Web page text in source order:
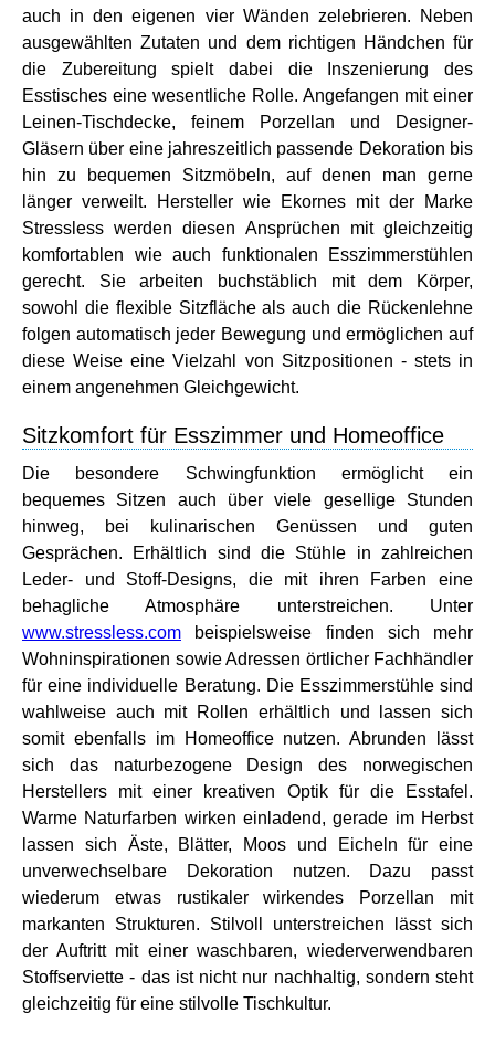
auch in den eigenen vier Wänden zelebrieren. Neben
ausgewählten Zutaten und dem richtigen Händchen für
die Zubereitung spielt dabei die Inszenierung des
Esstisches eine wesentliche Rolle. Angefangen mit einer
Leinen-Tischdecke, feinem Porzellan und Designer-
Gläsern über eine jahreszeitlich passende Dekoration bis
hin zu bequemen Sitzmöbeln, auf denen man gerne
länger verweilt. Hersteller wie Ekornes mit der Marke
Stressless werden diesen Ansprüchen mit gleichzeitig
komfortablen wie auch funktionalen Esszimmerstühlen
gerecht. Sie arbeiten buchstäblich mit dem Körper,
sowohl die flexible Sitzfläche als auch die Rückenlehne
folgen automatisch jeder Bewegung und ermöglichen auf
diese Weise eine Vielzahl von Sitzpositionen - stets in
einem angenehmen Gleichgewicht.
Sitzkomfort für Esszimmer und Homeoffice
Die besondere Schwingfunktion ermöglicht ein
bequemes Sitzen auch über viele gesellige Stunden
hinweg, bei kulinarischen Genüssen und guten
Gesprächen. Erhältlich sind die Stühle in zahlreichen
Leder- und Stoff-Designs, die mit ihren Farben eine
behagliche Atmosphäre unterstreichen. Unter
www.stressless.com beispielsweise finden sich mehr
Wohninspirationen sowie Adressen örtlicher Fachhändler
für eine individuelle Beratung. Die Esszimmerstühle sind
wahlweise auch mit Rollen erhältlich und lassen sich
somit ebenfalls im Homeoffice nutzen. Abrunden lässt
sich das naturbezogene Design des norwegischen
Herstellers mit einer kreativen Optik für die Esstafel.
Warme Naturfarben wirken einladend, gerade im Herbst
lassen sich Äste, Blätter, Moos und Eicheln für eine
unverwechselbare Dekoration nutzen. Dazu passt
wiederum etwas rustikaler wirkendes Porzellan mit
markanten Strukturen. Stilvoll unterstreichen lässt sich
der Auftritt mit einer waschbaren, wiederverwendbaren
Stoffserviette - das ist nicht nur nachhaltig, sondern steht
gleichzeitig für eine stilvolle Tischkultur.